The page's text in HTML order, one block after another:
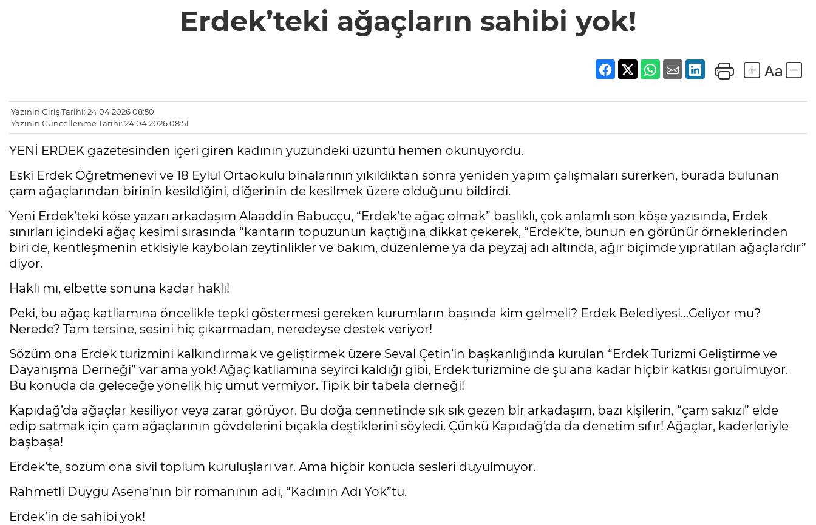
Erdek’teki ağaçların sahibi yok!
Yazının Giriş Tarihi: 24.04.2026 08:50
Yazının Güncellenme Tarihi: 24.04.2026 08:51
YENİ ERDEK gazetesinden içeri giren kadının yüzündeki üzüntü hemen okunuyordu.
Eski Erdek Öğretmenevi ve 18 Eylül Ortaokulu binalarının yıkıldıktan sonra yeniden yapım çalışmaları sürerken, burada bulunan
çam ağaçlarından birinin kesildiğini, diğerinin de kesilmek üzere olduğunu bildirdi.
Yeni Erdek’teki köşe yazarı arkadaşım Alaaddin Babucçu, “Erdek’te ağaç olmak” başlıklı, çok anlamlı son köşe yazısında, Erdek
sınırları içindeki ağaç kesimi sırasında “kantarın topuzunun kaçtığına dikkat çekerek, “Erdek’te, bunun en görünür örneklerinden
biri de, kentleşmenin etkisiyle kaybolan zeytinlikler ve bakım, düzenleme ya da peyzaj adı altında, ağır biçimde yıpratılan ağaçlardır”
diyor.
Haklı mı, elbette sonuna kadar haklı!
Peki, bu ağaç katliamına öncelikle tepki göstermesi gereken kurumların başında kim gelmeli? Erdek Belediyesi…Geliyor mu?
Nerede? Tam tersine, sesini hiç çıkarmadan, neredeyse destek veriyor!
Sözüm ona Erdek turizmini kalkındırmak ve geliştirmek üzere Seval Çetin’in başkanlığında kurulan “Erdek Turizmi Geliştirme ve
Dayanışma Derneği” var ama yok! Ağaç katliamına seyirci kaldığı gibi, Erdek turizmine de şu ana kadar hiçbir katkısı görülmüyor.
Bu konuda da geleceğe yönelik hiç umut vermiyor. Tipik bir tabela derneği!
Kapıdağ’da ağaçlar kesiliyor veya zarar görüyor. Bu doğa cennetinde sık sık gezen bir arkadaşım, bazı kişilerin, “çam sakızı” elde
edip satmak için çam ağaçlarının gövdelerini bıçakla deştiklerini söyledi. Çünkü Kapıdağ’da da denetim sıfır! Ağaçlar, kaderleriyle
başbaşa!
Erdek’te, sözüm ona sivil toplum kuruluşları var. Ama hiçbir konuda sesleri duyulmuyor.
Rahmetli Duygu Asena’nın bir romanının adı, “Kadının Adı Yok”tu.
Erdek’in de sahibi yok!